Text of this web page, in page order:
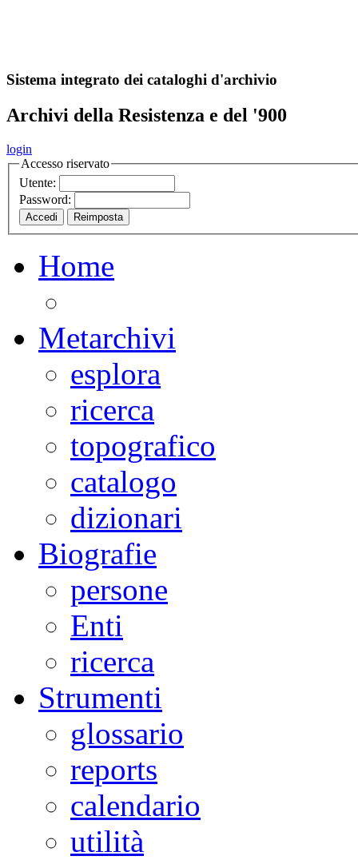
Sistema integrato dei cataloghi d'archivio
Archivi della Resistenza e del '900
login
Accesso riservato
Utente:
Password:
Home
Metarchivi
esplora
ricerca
topografico
catalogo
dizionari
Biografie
persone
Enti
ricerca
Strumenti
glossario
reports
calendario
utilità